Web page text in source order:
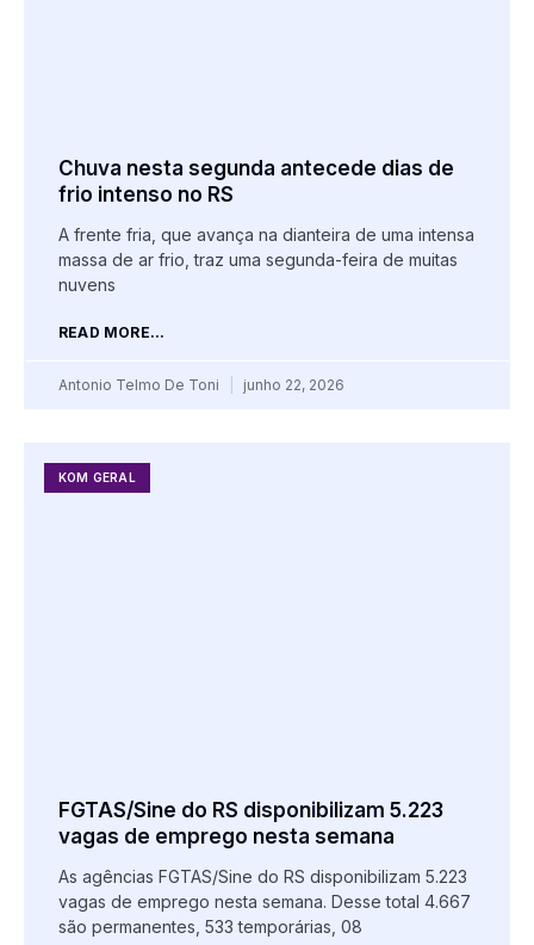
Chuva nesta segunda antecede dias de
frio intenso no RS
A frente fria, que avança na dianteira de uma intensa
massa de ar frio, traz uma segunda-feira de muitas
nuvens
READ MORE...
Antonio Telmo De Toni junho 22, 2026
KOM GERAL
FGTAS/Sine do RS disponibilizam 5.223
vagas de emprego nesta semana
As agências FGTAS/Sine do RS disponibilizam 5.223
vagas de emprego nesta semana. Desse total 4.667
são permanentes, 533 temporárias, 08